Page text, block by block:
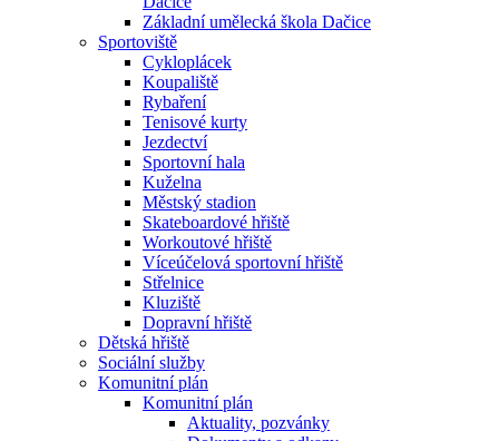
Základní umělecká škola Dačice
Sportoviště
Cykloplácek
Koupaliště
Rybaření
Tenisové kurty
Jezdectví
Sportovní hala
Kuželna
Městský stadion
Skateboardové hřiště
Workoutové hřiště
Víceúčelová sportovní hřiště
Střelnice
Kluziště
Dopravní hřiště
Dětská hřiště
Sociální služby
Komunitní plán
Komunitní plán
Aktuality, pozvánky